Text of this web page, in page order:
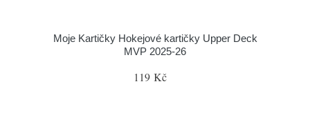
Moje Kartičky Hokejové kartičky Upper Deck
MVP 2025-26
119 Kč